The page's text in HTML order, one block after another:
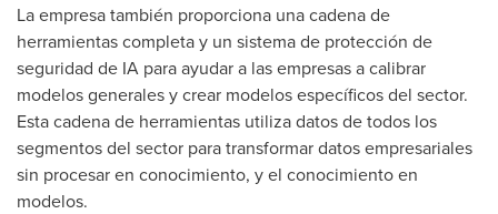
La empresa también proporciona una cadena de
herramientas completa y un sistema de protección de
seguridad de IA para ayudar a las empresas a calibrar
modelos generales y crear modelos específicos del sector.
Esta cadena de herramientas utiliza datos de todos los
segmentos del sector para transformar datos empresariales
sin procesar en conocimiento, y el conocimiento en
modelos.